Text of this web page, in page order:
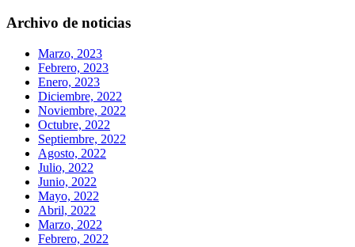
Archivo de noticias
Marzo, 2023
Febrero, 2023
Enero, 2023
Diciembre, 2022
Noviembre, 2022
Octubre, 2022
Septiembre, 2022
Agosto, 2022
Julio, 2022
Junio, 2022
Mayo, 2022
Abril, 2022
Marzo, 2022
Febrero, 2022